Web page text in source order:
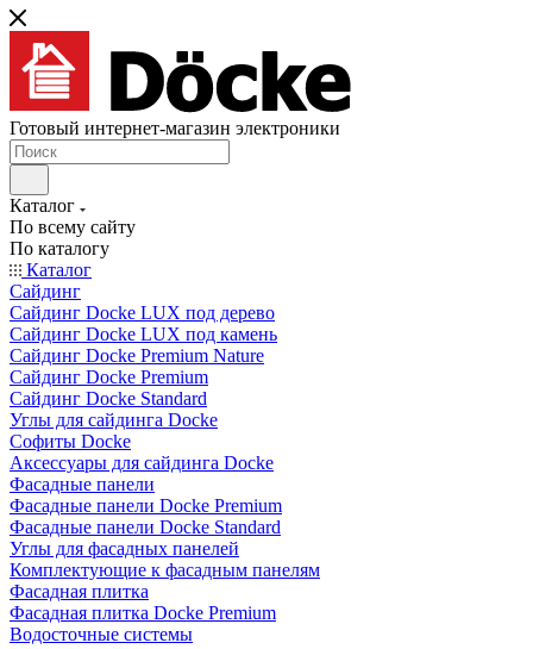
Готовый интернет-магазин электроники
Каталог
По всему сайту
По каталогу
Каталог
Сайдинг
Сайдинг Docke LUX под дерево
Сайдинг Docke LUX под камень
Сайдинг Docke Premium Nature
Сайдинг Docke Premium
Сайдинг Docke Standard
Углы для сайдинга Docke
Софиты Docke
Аксессуары для сайдинга Docke
Фасадные панели
Фасадные панели Docke Premium
Фасадные панели Docke Standard
Углы для фасадных панелей
Комплектующие к фасадным панелям
Фасадная плитка
Фасадная плитка Docke Premium
Водосточные системы